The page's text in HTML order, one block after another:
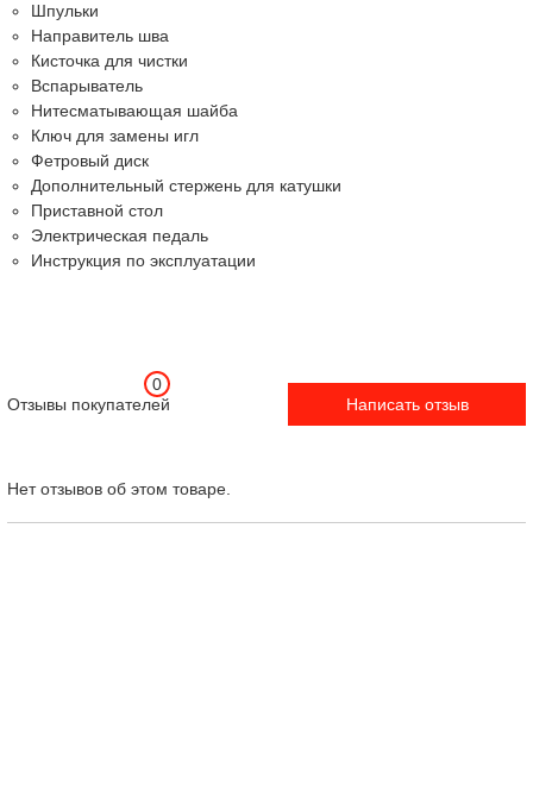
Шпульки
Направитель шва
Кисточка для чистки
Вспарыватель
Нитесматывающая шайба
Ключ для замены игл
Фетровый диск
Дополнительный стержень для катушки
Приставной стол
Электрическая педаль
Инструкция по эксплуатации
Отзывы покупателей
0
Написать отзыв
Нет отзывов об этом товаре.